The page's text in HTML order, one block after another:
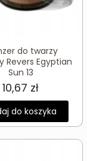
do twarzy
Revers Egyptian
Sun 13
10,67 zł
do koszyka